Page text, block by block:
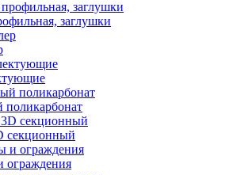
заглушки
поликарбонат
секционный
ограждения